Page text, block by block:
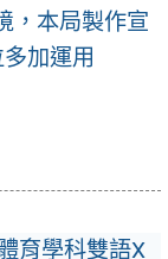
，本局製作宣
加運用
育學科雙語X